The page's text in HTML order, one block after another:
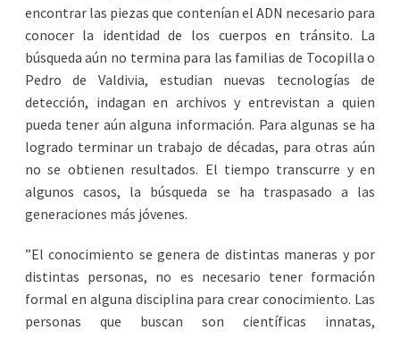
encontrar las piezas que contenían el ADN necesario para
conocer la identidad de los cuerpos en tránsito. La
búsqueda aún no termina para las familias de Tocopilla o
Pedro de Valdivia, estudian nuevas tecnologías de
detección, indagan en archivos y entrevistan a quien
pueda tener aún alguna información. Para algunas se ha
logrado terminar un trabajo de décadas, para otras aún
no se obtienen resultados. El tiempo transcurre y en
algunos casos, la búsqueda se ha traspasado a las
generaciones más jóvenes.
”El conocimiento se genera de distintas maneras y por
distintas personas, no es necesario tener formación
formal en alguna disciplina para crear conocimiento. Las
personas que buscan son científicas innatas,